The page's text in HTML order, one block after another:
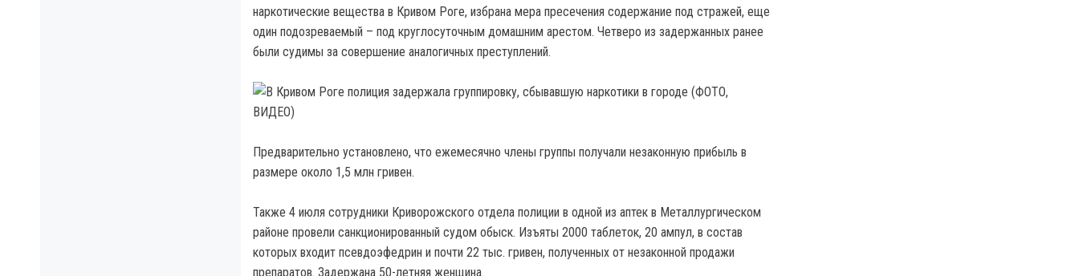
наркотические вещества в Кривом Роге, избрана мера пресечения содержание под стражей, еще
один подозреваемый – под круглосуточным домашним арестом. Четверо из задержанных ранее
были судимы за совершение аналогичных преступлений.
Предварительно установлено, что ежемесячно члены группы получали незаконную прибыль в
размере около 1,5 млн гривен.
Также 4 июля сотрудники Криворожского отдела полиции в одной из аптек в Металлургическом
районе провели санкционированный судом обыск. Изъяты 2000 таблеток, 20 ампул, в состав
которых входит псевдоэфедрин и почти 22 тыс. гривен, полученных от незаконной продажи
препаратов. Задержана 50-летняя женщина.